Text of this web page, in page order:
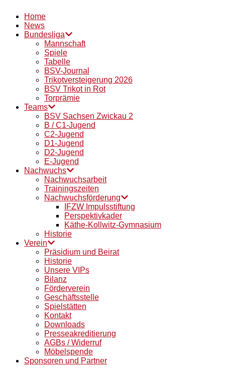
Home
News
Bundesliga
Mannschaft
Spiele
Tabelle
BSV-Journal
Trikotversteigerung 2026
BSV Trikot in Rot
Torprämie
Teams
BSV Sachsen Zwickau 2
B / C1-Jugend
C2-Jugend
D1-Jugend
D2-Jugend
E-Jugend
Nachwuchs
Nachwuchsarbeit
Trainingszeiten
Nachwuchsförderung
IFZW Impulsstiftung
Perspektivkader
Käthe-Kollwitz-Gymnasium
Historie
Verein
Präsidium und Beirat
Historie
Unsere VIPs
Bilanz
Förderverein
Geschäftsstelle
Spielstätten
Kontakt
Downloads
Presseakreditierung
AGBs / Widerruf
Möbelspende
Sponsoren und Partner